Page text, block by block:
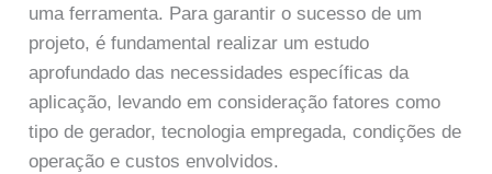
uma ferramenta. Para garantir o sucesso de um
projeto, é fundamental realizar um estudo
aprofundado das necessidades específicas da
aplicação, levando em consideração fatores como
tipo de gerador, tecnologia empregada, condições de
operação e custos envolvidos.